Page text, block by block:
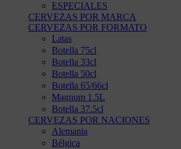
ESPECIALES
CERVEZAS POR MARCA
CERVEZAS POR FORMATO
Latas
Botella 75cl
Botella 33cl
Botella 50cl
Botella 65/66cl
Magnum 1.5L
Botella 37.5cl
CERVEZAS POR NACIONES
Alemania
Bélgica